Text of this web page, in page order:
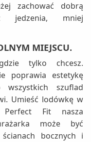
zachować dobrą
jedzenia, mniej
MIEJSCU.
tylko chcesz.
poprawia estetykę
wszystkich szuflad
Umieść lodówkę w
Perfect Fit nasza
może być
bocznych i